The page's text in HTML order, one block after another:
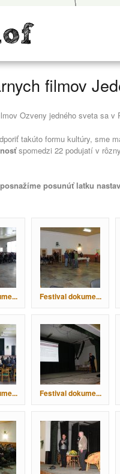
filmov
Ozveny jedného sveta sa
takúto formu kultúry, sme
spomedzi 22 podujatí v
posunúť latku
Festival dokume...
Festival dokume...